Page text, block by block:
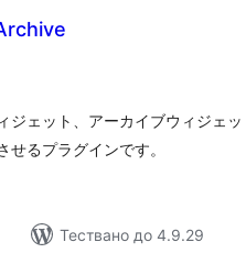
ジェット、アーカイブウィジェ
るプラグインです。
Тествано до 4.9.29